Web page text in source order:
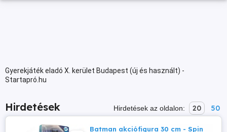
Gyerekjáték eladó X. kerület Budapest (új és használt) -
Startapró.hu
Hirdetések Hirdetések az oldalon: 20 50
Batman akciófigura 30 cm - Spin